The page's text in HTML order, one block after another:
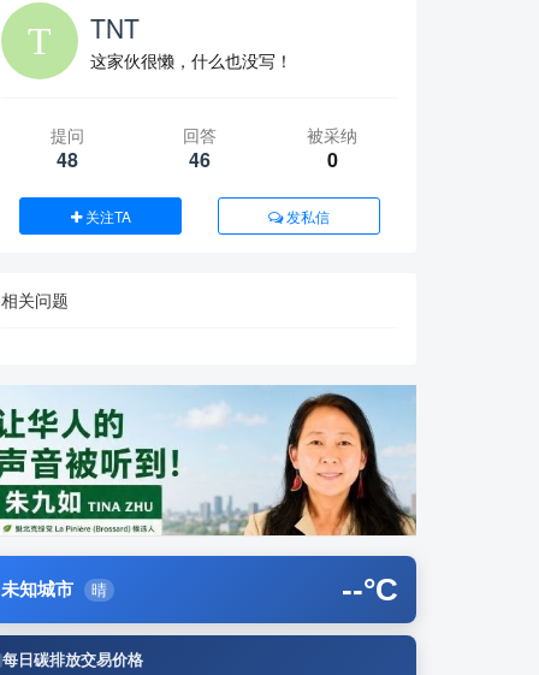
TNT
这家伙很懒，什么也没写！
提问
48
回答
46
被采纳
0
关注TA 发私信
相关问题
未知城市 晴 --°C
每日碳排放交易价格